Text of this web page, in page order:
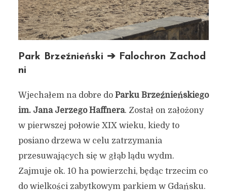
Park Brzeźnieński ➔ Falochron Zachod
ni
Wjechałem na dobre do Parku Brzeźnieńskiego
im. Jana Jerzego Haffnera. Został on założony
w pierwszej połowie XIX wieku, kiedy to
posiano drzewa w celu zatrzymania
przesuwających się w głąb lądu wydm.
Zajmuje ok. 10 ha powierzchi, będąc trzecim co
do wielkości zabytkowym parkiem w Gdańsku.